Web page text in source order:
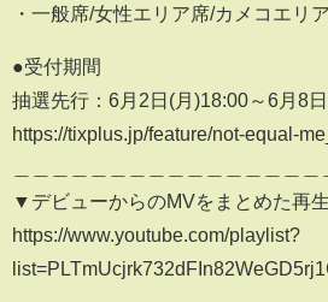
・一般席/女性エリア席/カメコエリ
●受付期間
抽選先行：6月2日(月)18:00～6月8
https://tixplus.jp/feature/not-equal-
▼デビューからのMVをまとめた再
https://www.youtube.com/playlist?